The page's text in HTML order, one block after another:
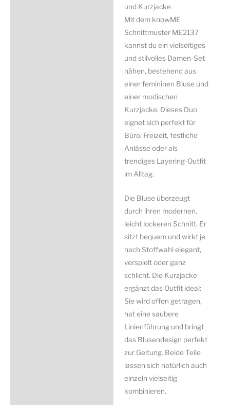
und Kurzjacke
Mit dem knowME
Schnittmuster ME2137
kannst du ein vielseitiges
und stilvolles Damen-Set
nähen, bestehend aus
einer femininen Bluse und
einer modischen
Kurzjacke. Dieses Duo
eignet sich perfekt für
Büro, Freizeit, festliche
Anlässe oder als
trendiges Layering-Outfit
im Alltag.
Die Bluse überzeugt
durch ihren modernen,
leicht lockeren Schnitt. Er
sitzt bequem und wirkt je
nach Stoffwahl elegant,
verspielt oder ganz
schlicht. Die Kurzjacke
ergänzt das Outfit ideal:
Sie wird offen getragen,
hat eine saubere
Linienführung und bringt
das Blusendesign perfekt
zur Geltung. Beide Teile
lassen sich natürlich auch
einzeln vielseitig
kombinieren.